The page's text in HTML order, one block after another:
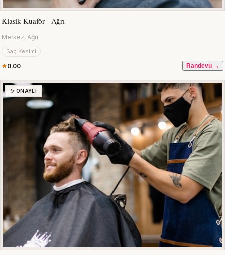
Klasik Kuaför - Ağrı
Merkez, Ağrı
Saç Kesimi
0.00 Randevu →
✨ ONAYLI